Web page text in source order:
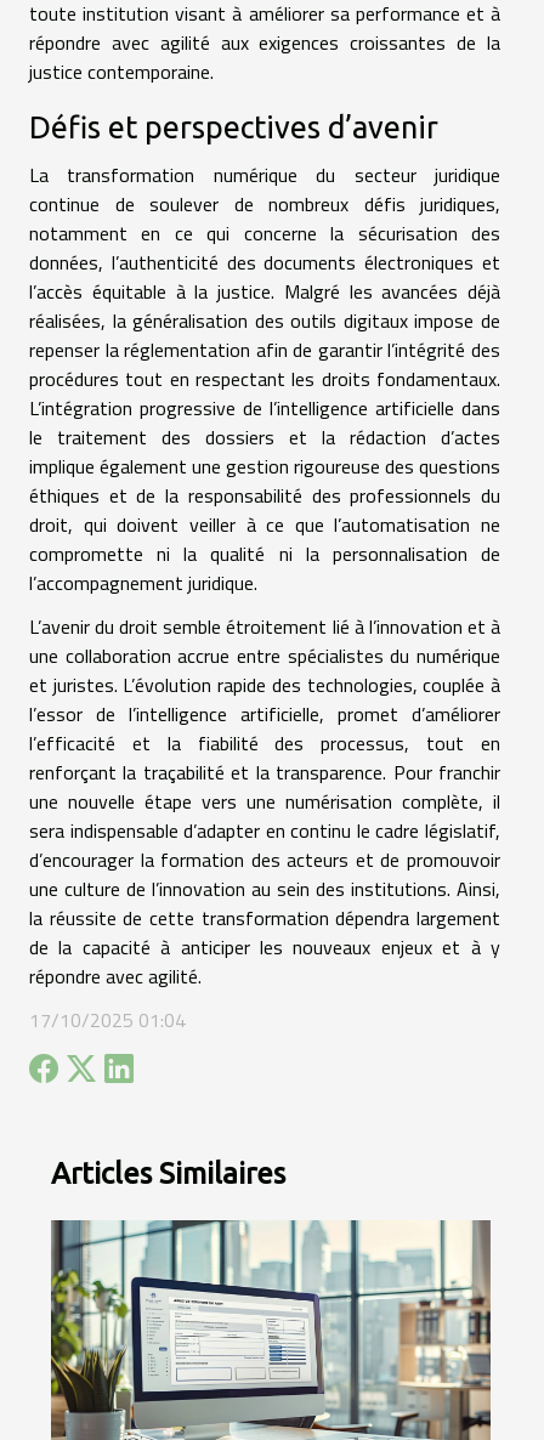
toute institution visant à améliorer sa performance et à
répondre avec agilité aux exigences croissantes de la
justice contemporaine.
Défis et perspectives d’avenir
La transformation numérique du secteur juridique
continue de soulever de nombreux défis juridiques,
notamment en ce qui concerne la sécurisation des
données, l’authenticité des documents électroniques et
l’accès équitable à la justice. Malgré les avancées déjà
réalisées, la généralisation des outils digitaux impose de
repenser la réglementation afin de garantir l’intégrité des
procédures tout en respectant les droits fondamentaux.
L’intégration progressive de l’intelligence artificielle dans
le traitement des dossiers et la rédaction d’actes
implique également une gestion rigoureuse des questions
éthiques et de la responsabilité des professionnels du
droit, qui doivent veiller à ce que l’automatisation ne
compromette ni la qualité ni la personnalisation de
l’accompagnement juridique.
L’avenir du droit semble étroitement lié à l’innovation et à
une collaboration accrue entre spécialistes du numérique
et juristes. L’évolution rapide des technologies, couplée à
l’essor de l’intelligence artificielle, promet d’améliorer
l’efficacité et la fiabilité des processus, tout en
renforçant la traçabilité et la transparence. Pour franchir
une nouvelle étape vers une numérisation complète, il
sera indispensable d’adapter en continu le cadre législatif,
d’encourager la formation des acteurs et de promouvoir
une culture de l’innovation au sein des institutions. Ainsi,
la réussite de cette transformation dépendra largement
de la capacité à anticiper les nouveaux enjeux et à y
répondre avec agilité.
17/10/2025 01:04
Articles Similaires